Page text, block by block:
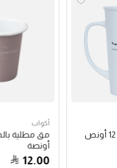
أكواب
أونصة
12.00